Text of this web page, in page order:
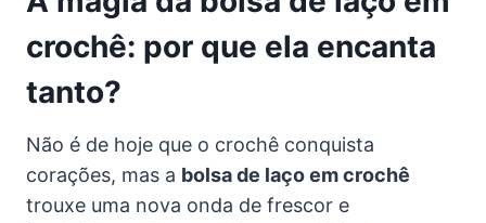
crochê: por que ela encanta
tanto?
Não é de hoje que o crochê conquista
corações, mas a bolsa de laço em crochê
trouxe uma nova onda de frescor e